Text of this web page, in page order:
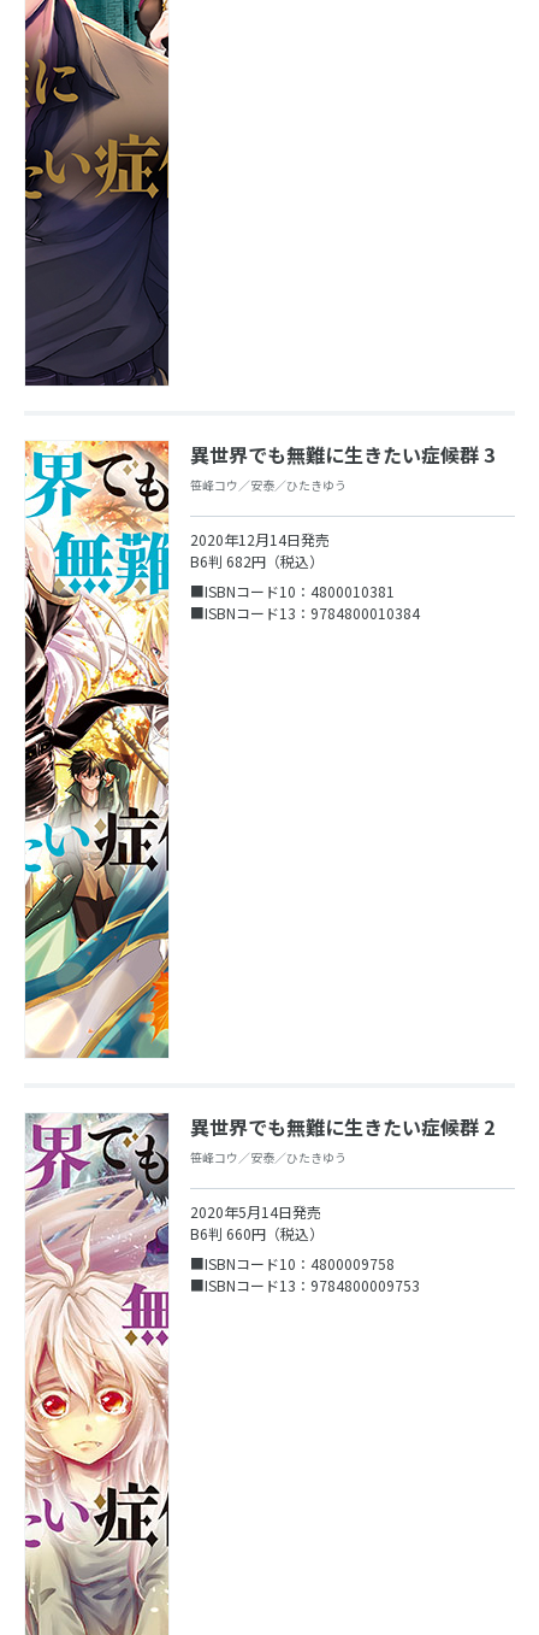
異世界でも無難に生きたい症候群 3
笹峰コウ／安泰／ひたきゆう
2020年12月14日発売
B6判 682円（税込）
■ISBNコード10：4800010381
■ISBNコード13：9784800010384
異世界でも無難に生きたい症候群 2
笹峰コウ／安泰／ひたきゆう
2020年5月14日発売
B6判 660円（税込）
■ISBNコード10：4800009758
■ISBNコード13：9784800009753